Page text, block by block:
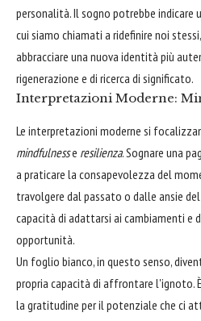
personalità. Il sogno potrebbe indicare
cui siamo chiamati a ridefinire noi
abbracciare una nuova identità più
rigenerazione e di ricerca di significato.
Interpretazioni Moderne:
Le interpretazioni moderne si
mindfulnesse resilienza. Sognare una
a praticare la consapevolezza del
travolgere dal passato o dalle ansie
capacità di adattarsi ai cambiamenti e
opportunità.
Un foglio bianco, in questo senso,
propria capacità di affrontare l'ignoto.
la gratitudine per il potenziale che ci